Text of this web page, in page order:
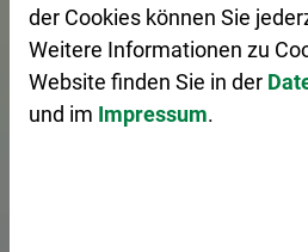
Vorlesen
der Cookies können Sie
Weitere Informationen zu
Website finden Sie in der
und im Impressum.